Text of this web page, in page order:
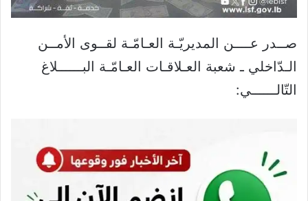
صــدر عــــن المديريّـة العـامّـة لقــوى الأمــن
الـدّاخلي ـ شعبة العـلاقـات العـامّـة البــــــلاغ
التّالــــــي: